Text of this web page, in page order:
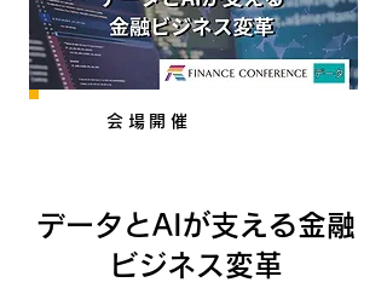
会場開催
データとAIが支える金融
ビジネス変革